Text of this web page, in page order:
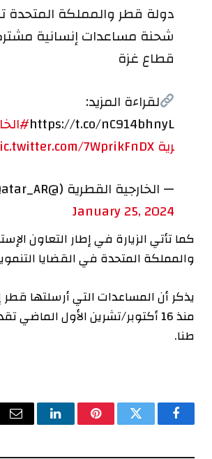
دولة قطر والمملكة المتحدة
شحنة مساعدات إنسانية
قطاع غزة
لقراءة المزيد:
https://t.co/nC914bhnyL
رية 7WprikFnDX
— الخارجية القطرية (@MofaQatar_AR)
January 25, 2024
كما تأتي الزيارة في إطار التعاون
والمملكة المتحدة في القضايا
يذكر أن المساعدات التي أرسلتها
طنا.
فيسبوكتويتر بينتيريستلينكدإن